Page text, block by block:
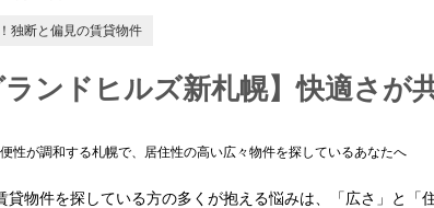
独断と偏見の賃貸物件
ランドヒルズ新札幌】快適さが
性が調和する札幌で、居住性の高い広々物件を探しているあなたへ
貸物件を探している方の多くが抱える悩みは、「広さ」と「